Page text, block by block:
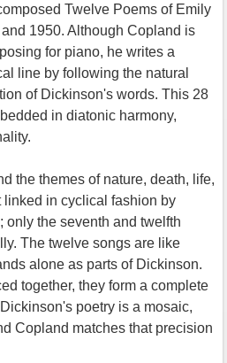
Twelve Poems of Emily
1950. Although Copland is
for piano, he writes a
line by following the natural
of Dickinson's words. This 28
in diatonic harmony,
the themes of nature, death, life,
linked in cyclical fashion by
only the seventh and twelfth
The twelve songs are like
alone as parts of Dickinson.
together, they form a complete
poetry is a mosaic,
Copland matches that precision